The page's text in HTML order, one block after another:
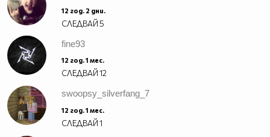
12 год. 2 дни.
СЛЕДВАЙ5
fine93
12 год. 1 мес.
СЛЕДВАЙ12
swoopsy_silverfang_7
12 год. 1 мес.
СЛЕДВАЙ1